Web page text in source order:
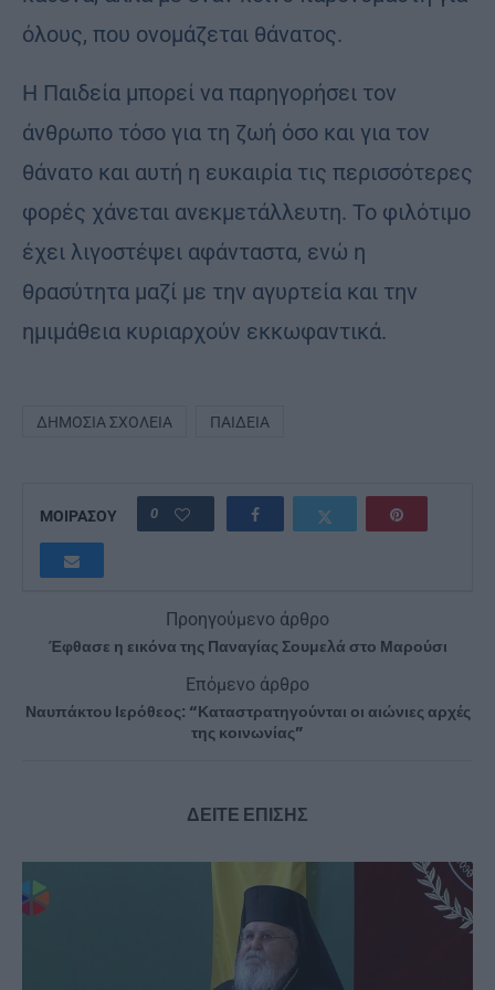
όλους, που ονομάζεται θάνατος.
Η Παιδεία μπορεί να παρηγορήσει τον
άνθρωπο τόσο για τη ζωή όσο και για τον
θάνατο και αυτή η ευκαιρία τις περισσότερες
φορές χάνεται ανεκμετάλλευτη. Το φιλότιμο
έχει λιγοστέψει αφάνταστα, ενώ η
θρασύτητα μαζί με την αγυρτεία και την
ημιμάθεια κυριαρχούν εκκωφαντικά.
ΔΗΜΌΣΙΑ ΣΧΟΛΕΊΑ ΠΑΙΔΕΊΑ
ΜΟΙΡΑΣΟΥ 0
Προηγούμενο άρθρο
Έφθασε η εικόνα της Παναγίας Σουμελά στο Μαρούσι
Επόμενο άρθρο
Ναυπάκτου Ιερόθεος: “Καταστρατηγούνται οι αιώνιες αρχές
της κοινωνίας”
ΔΕΙΤΕ ΕΠΙΣΗΣ